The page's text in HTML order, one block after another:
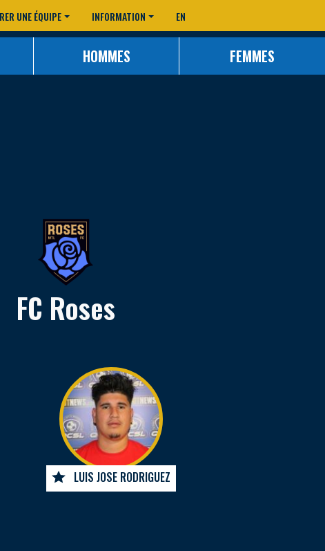
UNE ÉQUIPE INFORMATION EN
HOMMES FEMMES
FC Roses
LUIS JOSE RODRIGUEZ